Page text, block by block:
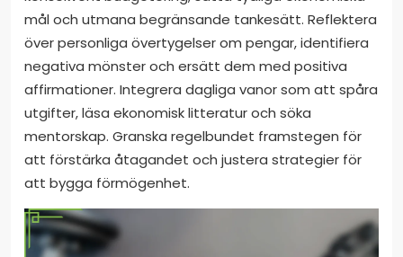
mål och utmana begränsande tankesätt. Reflektera
över personliga övertygelser om pengar, identifiera
negativa mönster och ersätt dem med positiva
affirmationer. Integrera dagliga vanor som att spåra
utgifter, läsa ekonomisk litteratur och söka
mentorskap. Granska regelbundet framstegen för
att förstärka åtagandet och justera strategier för
att bygga förmögenhet.